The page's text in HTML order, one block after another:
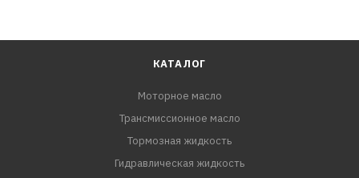
КАТАЛОГ
Моторное масло
Трансмиссионное масло
Тормозная жидкость
Гидравлическая жидкость